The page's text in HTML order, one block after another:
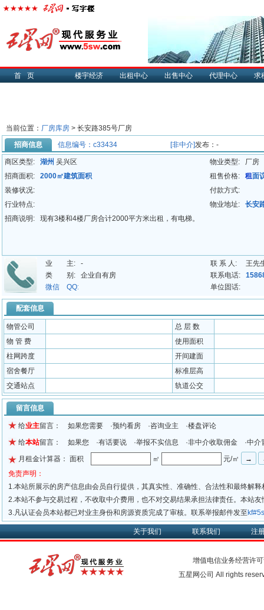
首页 楼宇经济 出租中心 出售中心 代理中心 求
当前位置： 厂房库房 > 长安路385号厂房
招商信息
信息编号：c33434 [非中介]发布：-
商区类型: 湖州 吴兴区 物业类型:
厂房
招商面积:
2000㎡建筑面积 租售价格: 租面
装修状况:
付款方式:
行业特点:
物业地址:
长安
招商说明:
现有3楼和4楼厂房合计2000平方米出租，有电梯。
业 主: - 联 系 人:
王先
类 别:
企业自有房 联系电话:
微信 QQ:
单位固话:
配套信息
物管公司
总 层 数
物 管 费
使用面积
柱网跨度
开间建面
宿舍餐厅
标准层高
交通站点
轨道公交
留言信息
给业主留言： 如果您需要 ·预约看房 ·咨询业主 ·楼盘评论
给本站留言： 如果您 ·有话要说 ·举报不实信息 ·非中介收取佣金 ·中介
月租金计算器： 面积
㎡
元/㎡
免责声明：
1.本站所展示的房产信息由会员自行提供，其真实性、准确性、合法性和最终解
2.本站不参与交易过程，不收取中介费用，也不对交易结果承担法律责任。本站
3.凡认证会员本站都已对业主身份和房源资质完成了审核。联系举报邮件发至
关于我们 联系我们 注
增值电信业务经营许
五星网公司 All rights